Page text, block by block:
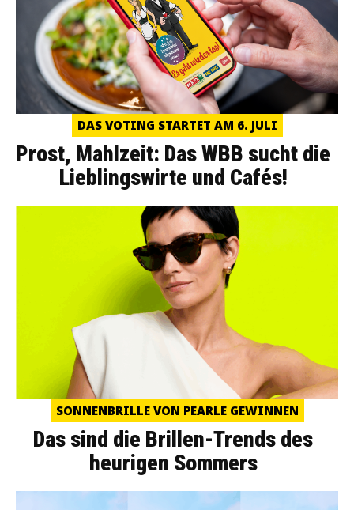
DAS VOTING STARTET AM 6. JULI
Prost, Mahlzeit: Das WBB sucht die
Lieblingswirte und Cafés!
SONNENBRILLE VON PEARLE GEWINNEN
Das sind die Brillen-Trends des
heurigen Sommers